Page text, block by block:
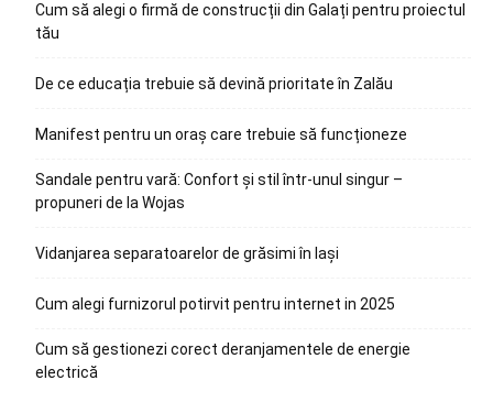
Cum să alegi o firmă de construcții din Galați pentru proiectul
tău
De ce educația trebuie să devină prioritate în Zalău
Manifest pentru un oraș care trebuie să funcționeze
Sandale pentru vară: Confort și stil într-unul singur –
propuneri de la Wojas
Vidanjarea separatoarelor de grăsimi în Iași
Cum alegi furnizorul potirvit pentru internet in 2025
Cum să gestionezi corect deranjamentele de energie
electrică